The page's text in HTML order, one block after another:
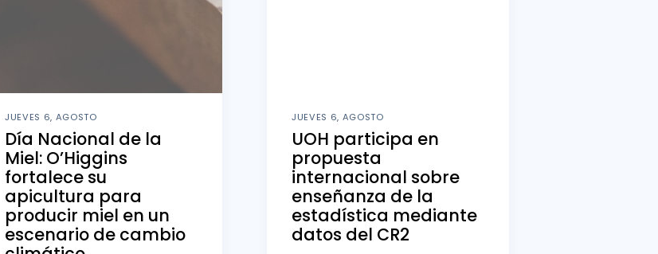
JUEVES 6, AGOSTO
Día Nacional de la
Miel: O’Higgins
fortalece su
apicultura para
producir miel en un
escenario de cambio
JUEVES 6, AGOSTO
UOH participa en
propuesta
internacional sobre
enseñanza de la
estadística mediante
datos del CR2